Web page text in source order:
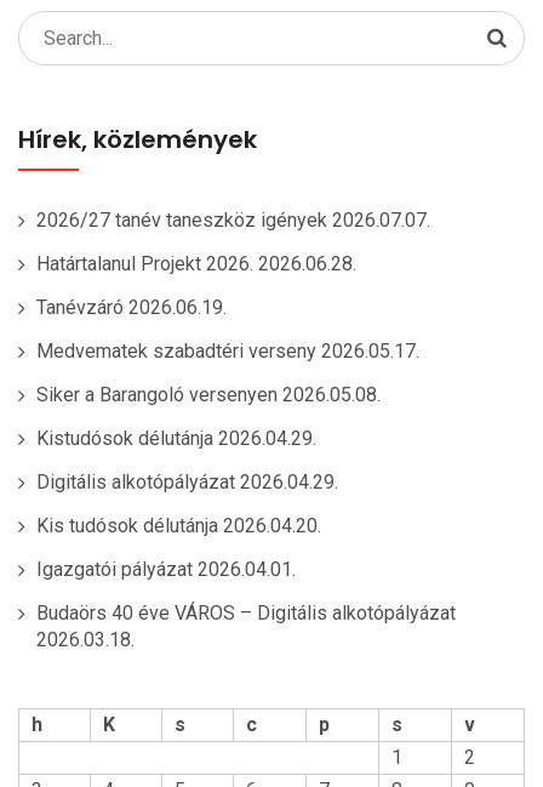
Search
for:
Hírek, közlemények
2026/27 tanév taneszköz igények 2026.07.07.
Határtalanul Projekt 2026. 2026.06.28.
Tanévzáró 2026.06.19.
Medvematek szabadtéri verseny 2026.05.17.
Siker a Barangoló versenyen 2026.05.08.
Kistudósok délutánja 2026.04.29.
Digitális alkotópályázat 2026.04.29.
Kis tudósok délutánja 2026.04.20.
Igazgatói pályázat 2026.04.01.
Budaörs 40 éve VÁROS – Digitális alkotópályázat
2026.03.18.
h K s c p s
v
1
2